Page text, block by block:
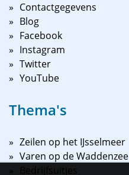
Contactgegevens
Blog
Facebook
Instagram
Twitter
YouTube
Thema's
Zeilen op het IJsselmeer
Varen op de Waddenzee
Bedrijfsuitjes